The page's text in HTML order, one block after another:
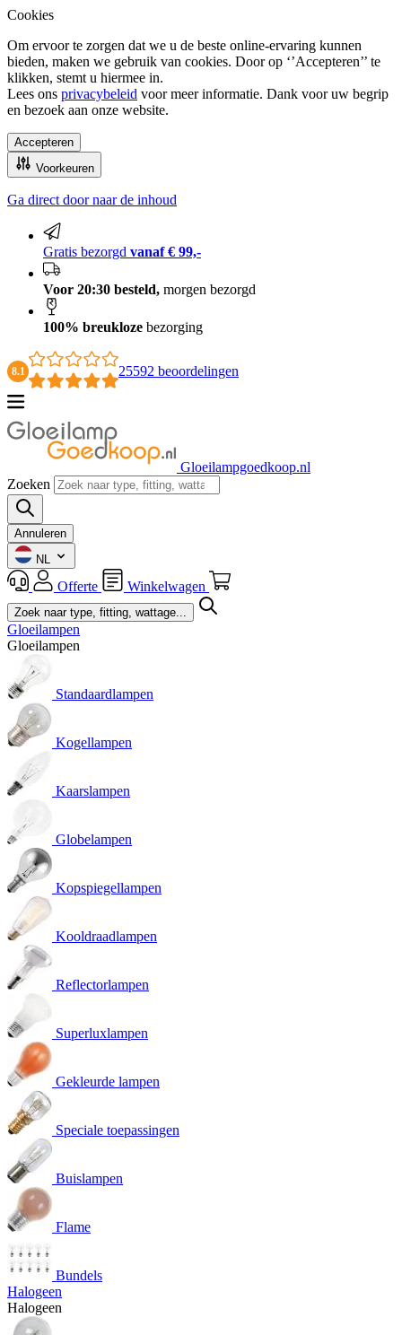
Cookies
Om ervoor te zorgen dat we u de beste online-ervaring kunnen
bieden, maken we gebruik van cookies. Door op ‘’Accepteren’’ te
klikken, stemt u hiermee in.
Lees ons privacybeleid voor meer informatie. Dank voor uw begrip
en bezoek aan onze website.
Accepteren
Voorkeuren
100% breukloze bezorging
Ga direct door naar de inhoud
Gratis bezorgd vanaf € 99,-
Voor 20:30 besteld, morgen bezorgd
100% breukloze bezorging
8.1 25592 beoordelingen
Gloeilampgoedkoop.nl
Zoeken
Annuleren
NL
Offerte Winkelwagen
Gloeilampen
Gloeilampen
Standaardlampen
Kogellampen
Kaarslampen
Globelampen
Kopspiegellampen
Kooldraadlampen
Reflectorlampen
Superluxlampen
Gekleurde lampen
Speciale toepassingen
Buislampen
Flame
Bundels
Halogeen
Halogeen